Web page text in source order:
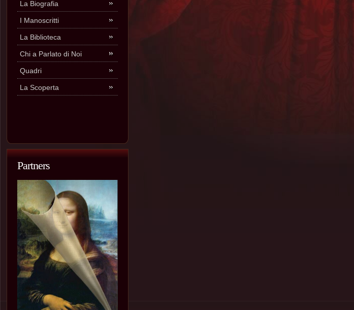
La Biografia
I Manoscritti
La Biblioteca
Chi a Parlato di Noi
Quadri
La Scoperta
Partners